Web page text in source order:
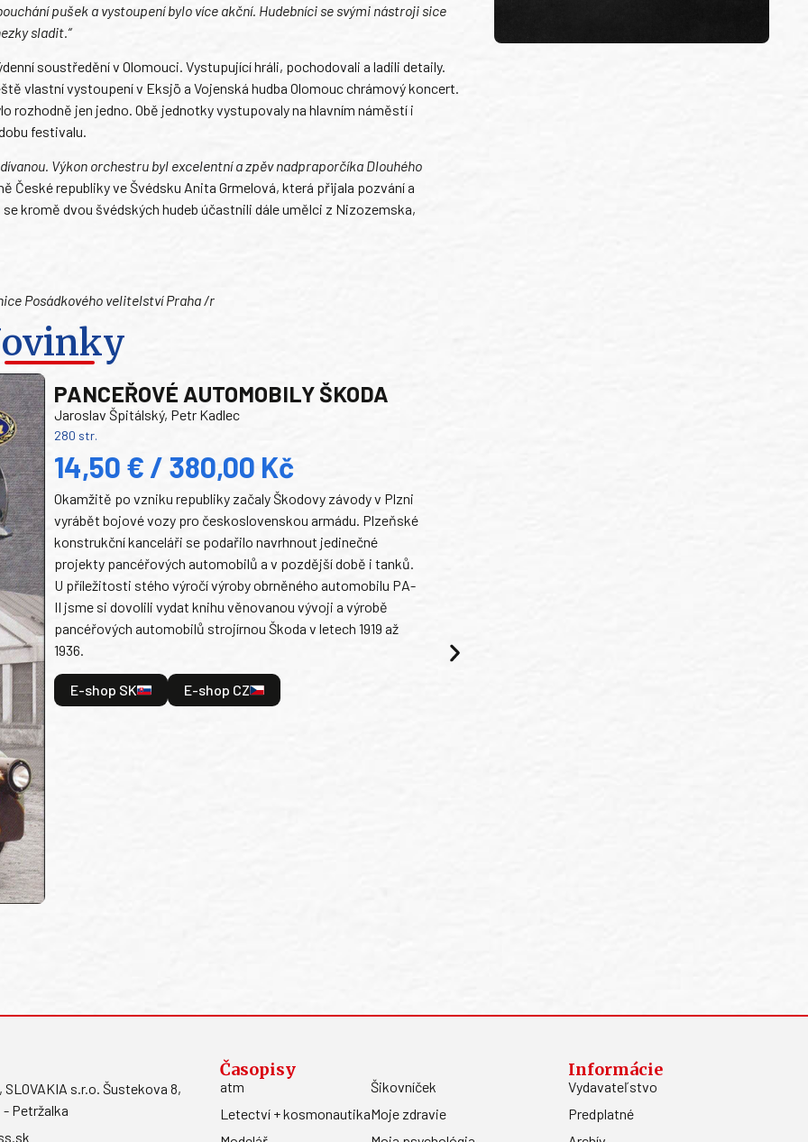
pušek a vystoupení bylo více akční. Hudebníci se svými nástroji sice
sladit.“
soustředění v Olomouci. Vystupující hráli, pochodovali a ladili detaily.
vlastní vystoupení v Eksjö a Vojenská hudba Olomouc chrámový koncert.
jen jedno. Obě jednotky vystupovaly na hlavním náměstí i
festivalu.
Výkon orchestru byl excelentní a zpěv nadpraporčíka Dlouhého
České republiky ve Švédsku Anita Grmelová, která přijala pozvání a
kromě dvou švédských hudeb účastnili dále umělci z Nizozemska,
Posádkového velitelství Praha /r
PANCEŘOVÉ AUTOMOBILY ŠKODA
Jaroslav Špitálský, Petr Kadlec
280 str.
14,50 € / 380,00 Kč
Okamžitě po vzniku republiky začaly Škodovy závody v Plzni
vyrábět bojové vozy pro československou armádu. Plzeňské
konstrukční kanceláři se podařilo navrhnout jedinečné
projekty pancéřových automobilů a v pozdější době i tanků.
U příležitosti stého výročí výroby obrněného automobilu PA-
II jsme si dovolili vydat knihu věnovanou vývoji a výrobě
pancéřových automobilů strojírnou Škoda v letech 1919 až
1936.
E-shop SK E-shop CZ
SLOVAKIA s.r.o. Šustekova 8,
- Petržalka
Časopisy
atm
Letectví + kosmonautika
Šikovníček
Moje zdravie
Informácie
Vydavateľstvo
Predplatné